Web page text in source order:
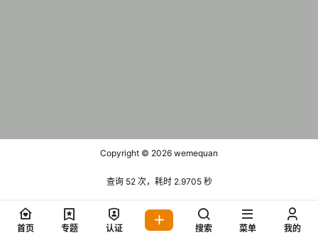
Copyright © 2026 wemequan
查询 52 次，耗时 2.9705 秒
首页 专题 认证 搜索 菜单 我的